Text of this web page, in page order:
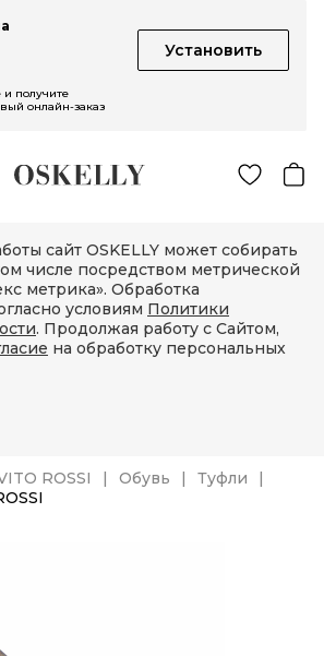
Установить
получите
онлайн-заказ
сайт OSKELLY может собирать
числе посредством метрической
метрика». Обработка
условиям Политики
. Продолжая работу с Сайтом,
на обработку персональных
ROSSI Обувь
Туфли